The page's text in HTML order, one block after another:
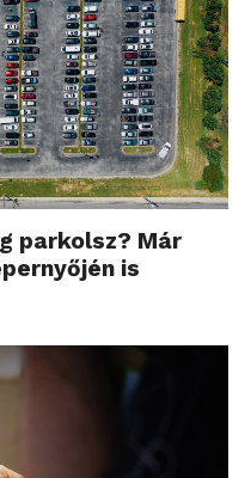
parkolsz? Már
is